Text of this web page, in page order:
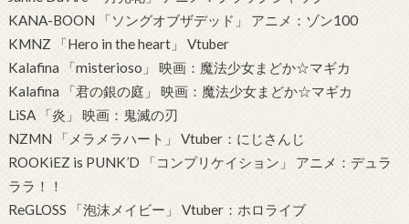
KANA-BOON 「ソングオブザデッド」 アニメ：ゾン100
KMNZ 「Hero in the heart」 Vtuber
Kalafina 「misterioso」 映画：魔法少女まどか☆マギカ
Kalafina 「君の銀の庭」 映画：魔法少女まどか☆マギカ
LiSA 「炎」 映画：鬼滅の刃
NZMN 「メラメラハート」 Vtuber：にじさんじ
ROOKiEZ is PUNK’D 「コンプリケイション」 アニメ：デュラ
ララ！！
ReGLOSS 「泡沫メイビー」 Vtuber：ホロライブ